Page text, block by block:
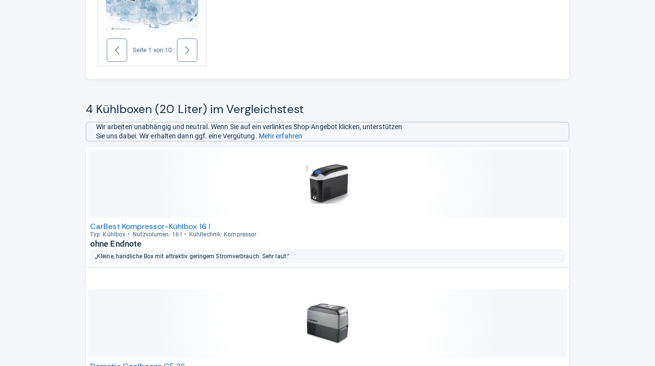
zurück Seite 1 von10 weiter
4 Kühlboxen (20 Liter) im Vergleichstest
Wir arbeiten unabhängig und neutral. Wenn Sie auf ein verlinktes Shop-Angebot klicken, unterstützen
Sie uns dabei. Wir erhalten dann ggf. eine Vergütung. Mehr erfahren
CarBest Kompressor-Kühlbox 16 l
Typ: Kühl­box Nutz­vo­lu­men: 16 l Kühl­tech­nik: Kom­pres­sor
ohne Endnote
„Kleine, handliche Box mit attraktiv geringem Stromverbrauch. Sehr laut.“